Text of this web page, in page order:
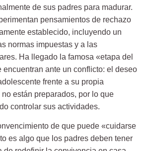
de sus padres para madurar.
pensamientos de rechazo
establecido, incluyendo un
normas impuestas y a las
Ha llegado la famosa «etapa del
encuentran ante un conflicto: el deseo
frente a su propia
están preparados, por lo que
controlar sus actividades.
de que puede «cuidarse
es algo que los padres deben tener